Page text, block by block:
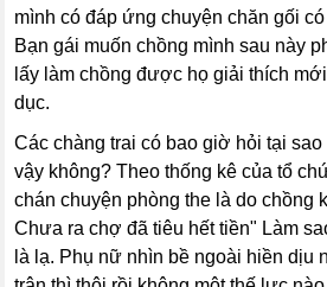
mình có đáp ứng chuyện chăn gối
Bạn gái muốn chồng mình sau này
lấy làm chồng được họ giải thích
dục.
Các chàng trai có bao giờ hỏi tại
vậy không? Theo thống kê của tổ
chán chuyện phòng the là do chồng
Chưa ra chợ đã tiêu hết tiền" Làm
là lạ. Phụ nữ nhìn bề ngoài hiền dịu